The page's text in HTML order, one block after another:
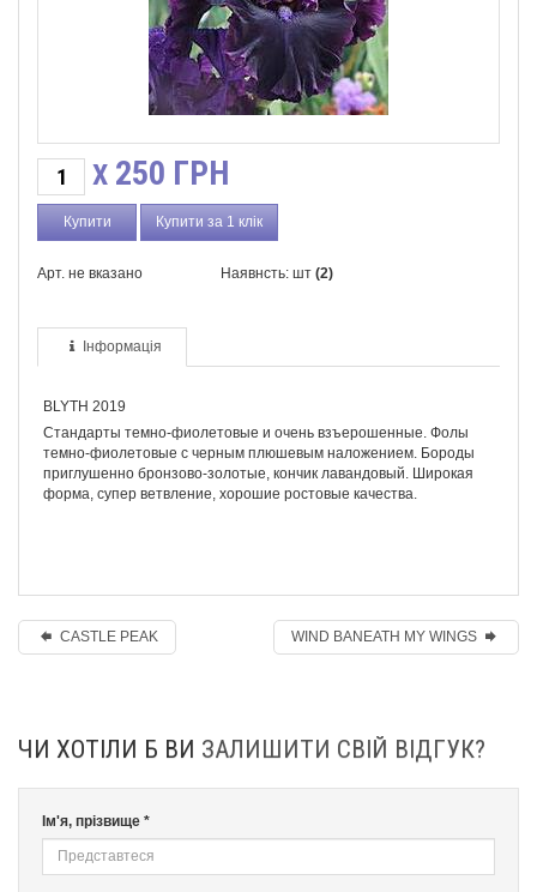
X 250 ГРН
Купити за 1 клік
Арт. не вказано Наявнсть: шт (2)
Інформація
BLYTH 2019
Стандарты темно-фиолетовые и очень взъерошенные. Фолы
темно-фиолетовые с черным плюшевым наложением. Бороды
приглушенно бронзово-золотые, кончик лавандовый. Широкая
форма, супер ветвление, хорошие ростовые качества.
CASTLE PEAK WIND BANEATH MY WINGS
ЧИ ХОТІЛИ Б ВИ ЗАЛИШИТИ СВІЙ ВІДГУК?
Ім'я, прізвище *